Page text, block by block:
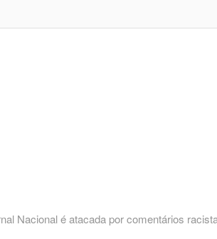
Nacional é atacada por comentários